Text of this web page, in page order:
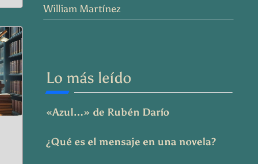
William Martínez
Lo más leído
«Azul…» de Rubén Darío
¿Qué es el mensaje en una novela?